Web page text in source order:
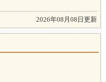
2026年08月08日更新